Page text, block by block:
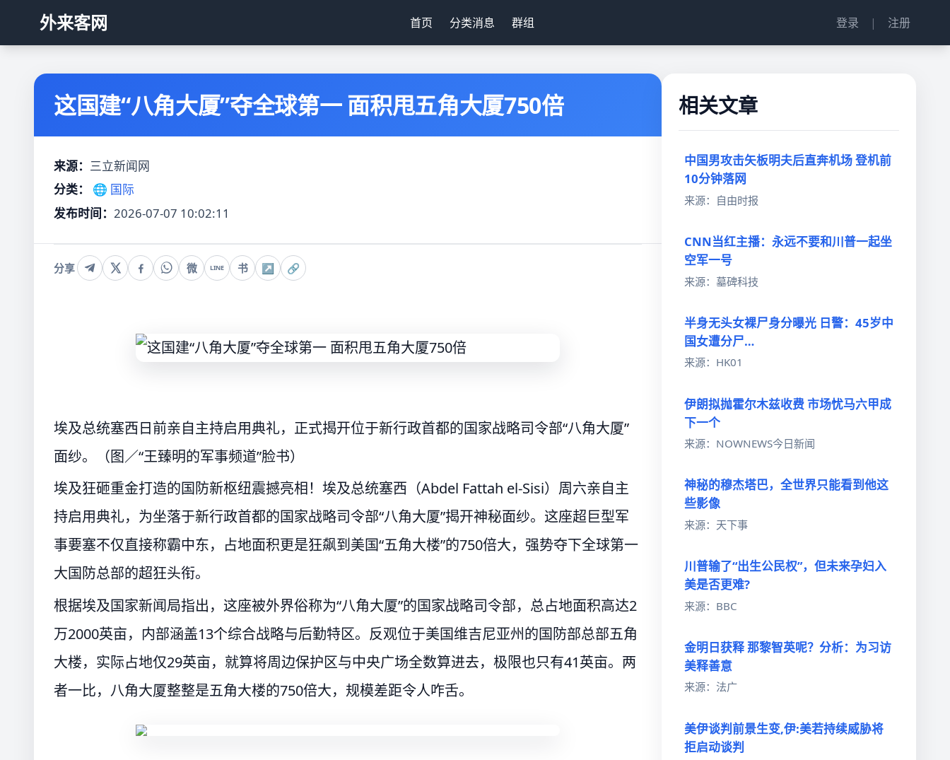
外来客网 首页 分类消息 群组 登录 | 注册
这国建“八角大厦”夺全球第一 面积甩五角大厦750倍
来源： 三立新闻网
分类：
🌐 国际
发布时间： 2026-07-07 10:02:11
分享 微 LINE 书 ↗ 🔗
埃及总统塞西日前亲自主持启用典礼，正式揭开位于新行政首都的国家战略司令部“八角大厦”
面纱。（图／“王臻明的军事频道”脸书）
埃及狂砸重金打造的国防新枢纽震撼亮相！埃及总统塞西（Abdel Fattah el-Sisi）周六亲自主
持启用典礼，为坐落于新行政首都的国家战略司令部“八角大厦”揭开神秘面纱。这座超巨型军
事要塞不仅直接称霸中东，占地面积更是狂飙到美国“五角大楼”的750倍大，强势夺下全球第一
大国防总部的超狂头衔。
根据埃及国家新闻局指出，这座被外界俗称为“八角大厦”的国家战略司令部，总占地面积高达2
万2000英亩，内部涵盖13个综合战略与后勤特区。反观位于美国维吉尼亚州的国防部总部五角
大楼，实际占地仅29英亩，就算将周边保护区与中央广场全数算进去，极限也只有41英亩。两
者一比，八角大厦整整是五角大楼的750倍大，规模差距令人咋舌。
相关文章
中国男攻击矢板明夫后直奔机场 登机前
10分钟落网
来源：自由时报
CNN当红主播：永远不要和川普一起坐
空军一号
来源：墓碑科技
半身无头女裸尸身分曝光 日警：45岁中
国女遭分尸…
来源：HK01
伊朗拟抛霍尔木兹收费 市场忧马六甲成
下一个
来源：NOWNEWS今日新闻
神秘的穆杰塔巴，全世界只能看到他这
些影像
来源：天下事
川普输了“出生公民权”，但未来孕妇入
美是否更难?
来源：BBC
金明日获释 那黎智英呢？分析：为习访
美释善意
来源：法广
美伊谈判前景生变,伊:美若持续威胁将
拒启动谈判